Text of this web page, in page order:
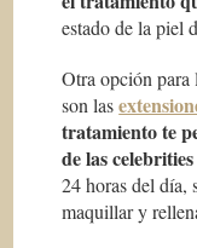
estado de la piel
Otra opción para
son las
tratamiento te
de las celebrities
24 horas del día,
maquillar y